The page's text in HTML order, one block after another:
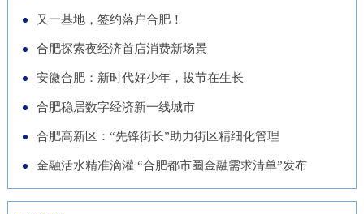
态。
徽正在全力发展的重点产业，努
力推动展商变投资商。科技与开
最快汽车仰望U9、在2025机器
人足球世界杯上夺冠的人形机器
人、可
的“助推器”、绿色经济的“新引
擎”。 扩绿兴绿护绿 筑牢美丽安
徽生态屏障清晨五点，潜山市驼
岭国有林场东风管护点，今年57
1988年参加工作起，这条巡山路
队“基于无人机空天信息的高速
路施工全过程的可视化、智能化
监管需求，通过无人机与 AI 算
法结合，实现高速公路施工安全
隐患实时识别与动态预警，构建
又一基地，签约落户合肥！
合肥探索夜经济首店消费新场景
安徽合肥：新时代好少年，拔节在生长
合肥稳居数字经济新一线城市
合肥高新区：“先锋街长”助力街区精细化管理
金融活水精准滴灌 “合肥都市圈金融需求清单”发布